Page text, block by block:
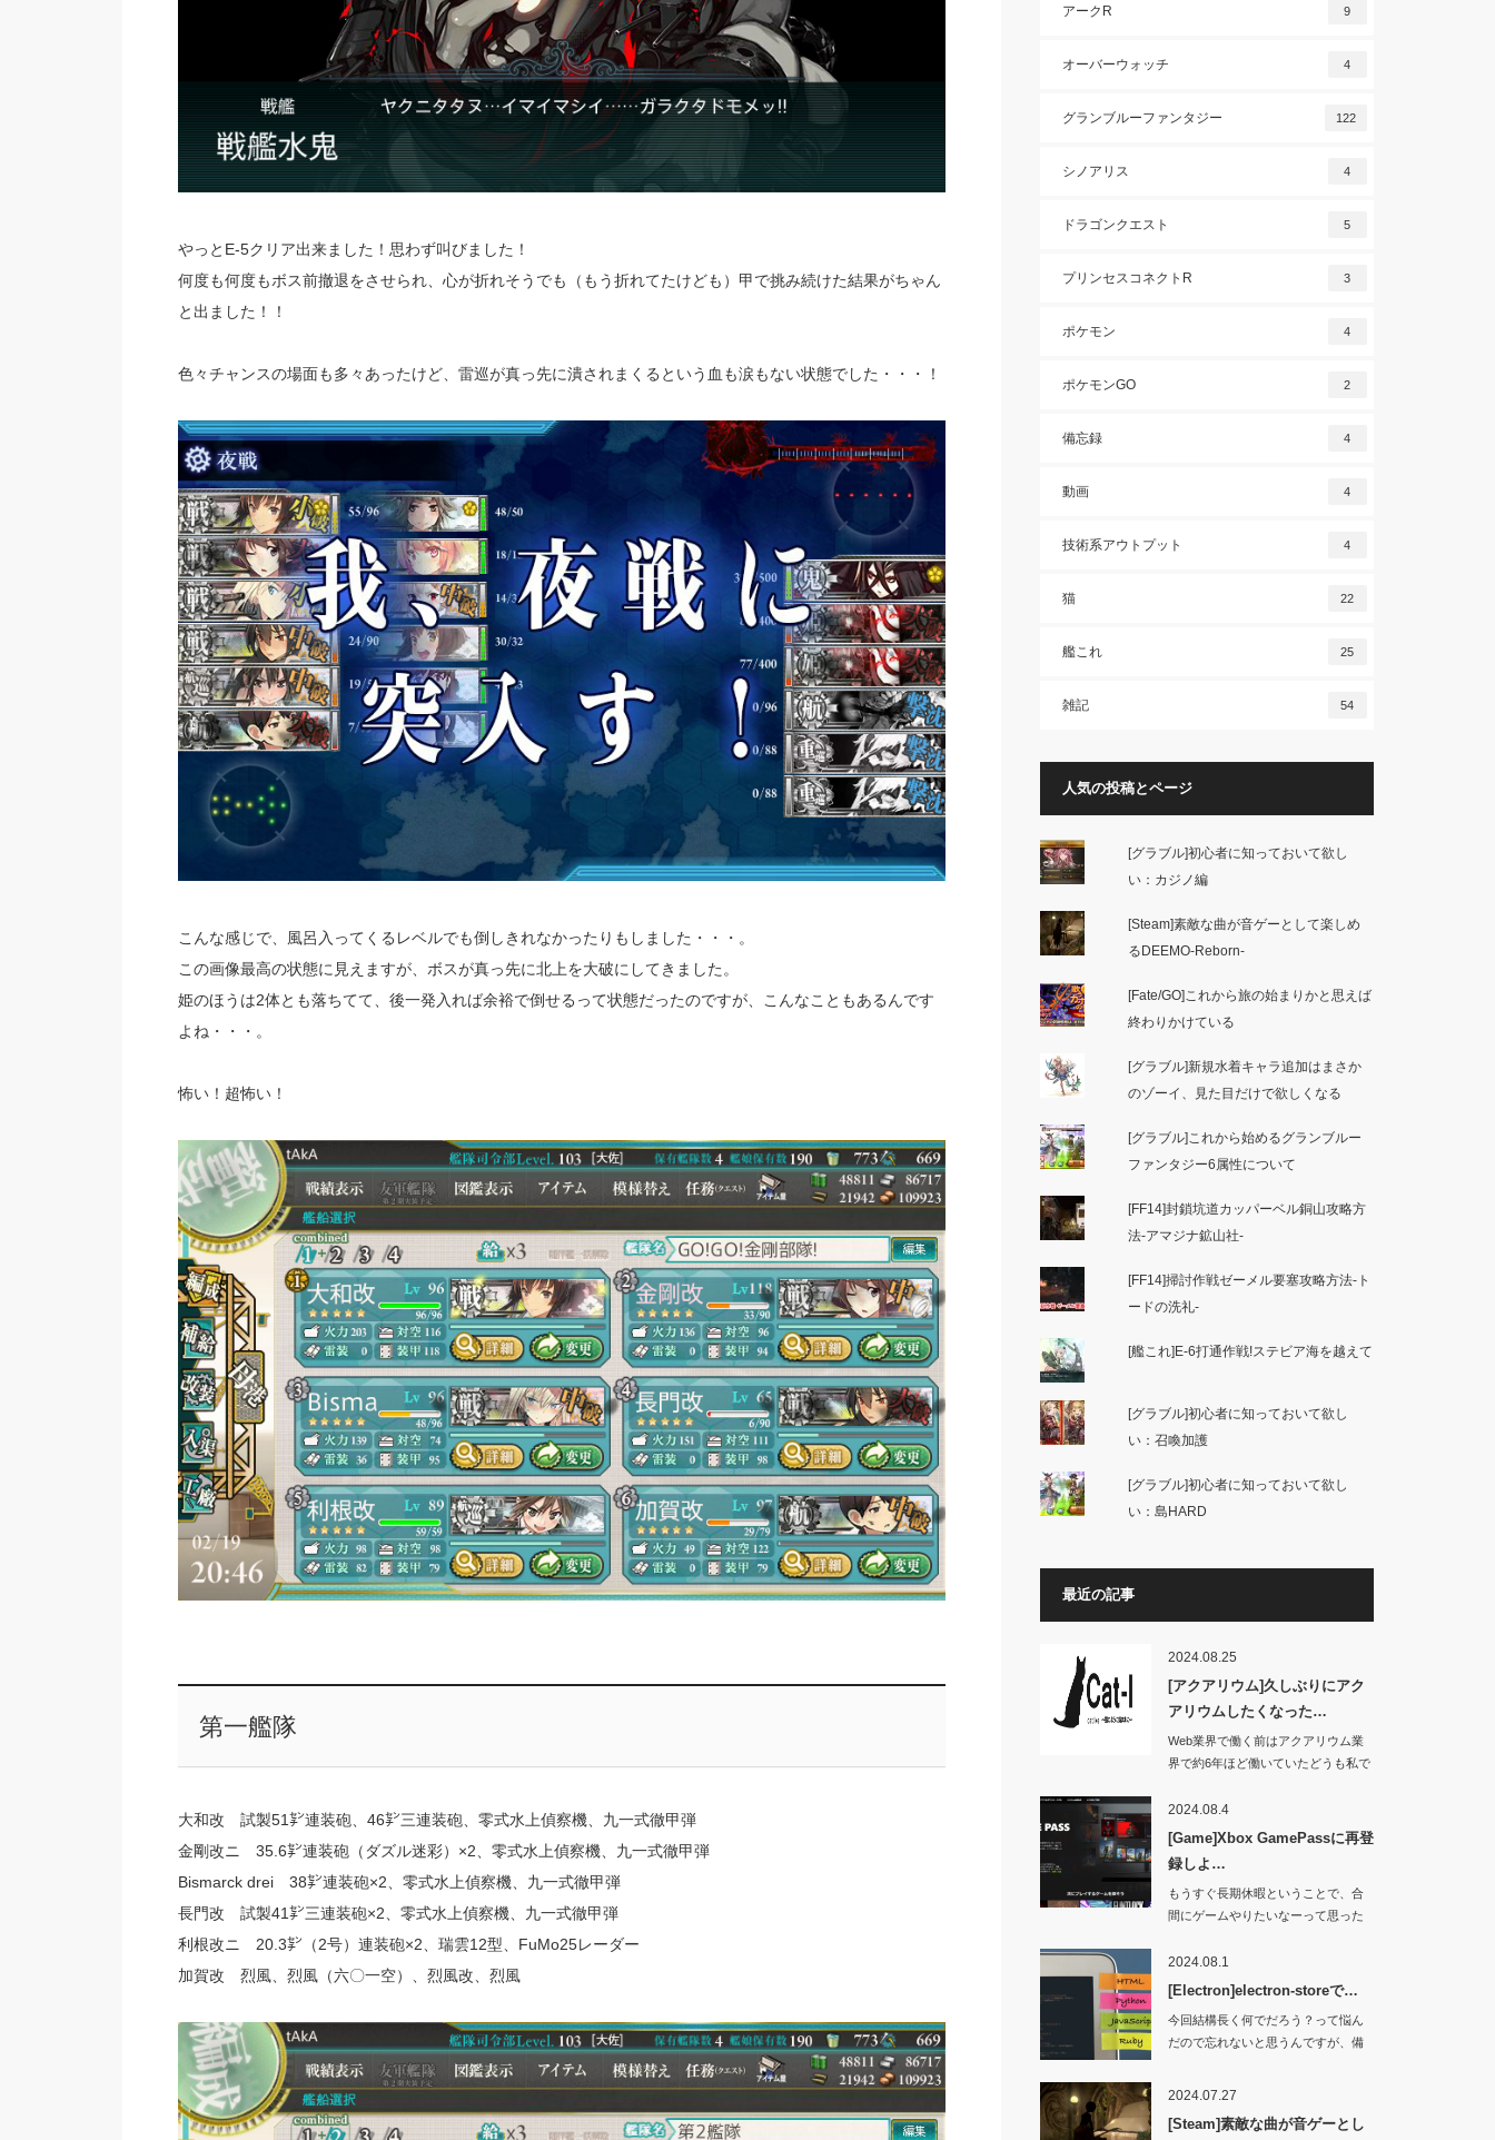
やっとE-5クリア出来ました！思わず叫びました！
何度も何度もボス前撤退をさせられ、心が折れそうでも（もう折れてたけども）甲で挑み続けた結果がちゃん
と出ました！！
色々チャンスの場面も多々あったけど、雷巡が真っ先に潰されまくるという血も涙もない状態でした・・・！
こんな感じで、風呂入ってくるレベルでも倒しきれなかったりもしました・・・。
この画像最高の状態に見えますが、ボスが真っ先に北上を大破にしてきました。
姫のほうは2体とも落ちてて、後一発入れば余裕で倒せるって状態だったのですが、こんなこともあるんです
よね・・・。
怖い！超怖い！
第一艦隊
大和改 試製51㌢連装砲、46㌢三連装砲、零式水上偵察機、九一式徹甲弾
金剛改ニ 35.6㌢連装砲（ダズル迷彩）×2、零式水上偵察機、九一式徹甲弾
Bismarck drei 38㌢連装砲×2、零式水上偵察機、九一式徹甲弾
長門改 試製41㌢三連装砲×2、零式水上偵察機、九一式徹甲弾
利根改ニ 20.3㌢（2号）連装砲×2、瑞雲12型、FuMo25レーダー
加賀改 烈風、烈風（六〇一空）、烈風改、烈風
アークR 9
オーバーウォッチ 4
グランブルーファンタジー 122
シノアリス 4
ドラゴンクエスト 5
プリンセスコネクトR 3
ポケモン 4
ポケモンGO 2
備忘録 4
動画 4
技術系アウトプット 4
猫 22
艦これ 25
雑記 54
人気の投稿とページ
[グラブル]初心者に知っておいて欲し
い：カジノ編
[Steam]素敵な曲が音ゲーとして楽しめ
るDEEMO-Reborn-
[Fate/GO]これから旅の始まりかと思えば
終わりかけている
[グラブル]新規水着キャラ追加はまさか
のゾーイ、見た目だけで欲しくなる
[グラブル]これから始めるグランブルー
ファンタジー6属性について
[FF14]封鎖坑道カッパーベル銅山攻略方
法-アマジナ鉱山社-
[FF14]掃討作戦ゼーメル要塞攻略方法-ト
ードの洗礼-
[艦これ]E-6打通作戦!ステビア海を越えて
[グラブル]初心者に知っておいて欲し
い：召喚加護
[グラブル]初心者に知っておいて欲し
い：島HARD
最近の記事
2024.08.25
[アクアリウム]久しぶりにアク
アリウムしたくなった…
Web業界で働く前はアクアリウム業
界で約6年ほど働いていたどうも私で
2024.08.4
[Game]Xbox GamePassに再登
録しよ…
もうすぐ長期休暇ということで、合
間にゲームやりたいなーって思った
2024.08.1
[Electron]electron-storeで…
今回結構長く何でだろう？って悩ん
だので忘れないと思うんですが、備
2024.07.27
[Steam]素敵な曲が音ゲーとし